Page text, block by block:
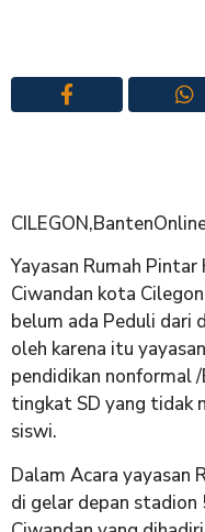
Yayasan Rumah
Ciwandan kota
belum ada Peduli dari
oleh karena itu
pendidikan nonformal
tingkat SD yang tidak
siswi.
Dalam Acara yayasan
di gelar depan stadion